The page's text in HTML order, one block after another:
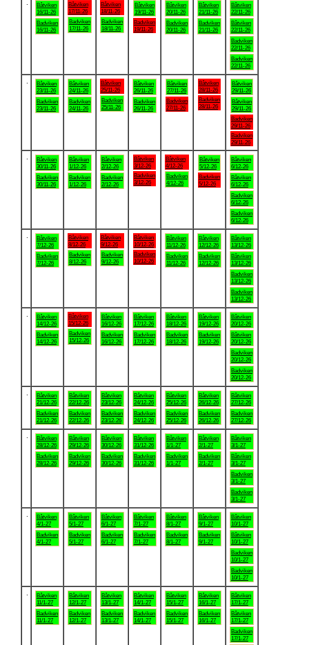
Båtviken
16/11-26
Badviken
16/11-26
Båtviken
17/11-26
Badviken
17/11-26
Båtviken
18/11-26
Badviken
18/11-26
Båtviken
19/11-26
Badviken
19/11-26
Båtviken
20/11-26
Badviken
20/11-26
Båtviken
21/11-26
Badviken
21/11-26
Båtviken
22/11-26
Båtviken
22/11-26
Badviken
22/11-26
Badviken
22/11-26
Båtviken
23/11-26
Badviken
23/11-26
Båtviken
24/11-26
Badviken
24/11-26
Båtviken
25/11-26
Badviken
25/11-26
Båtviken
26/11-26
Badviken
26/11-26
Båtviken
27/11-26
Badviken
27/11-26
Båtviken
28/11-26
Badviken
28/11-26
Båtviken
29/11-26
Båtviken
29/11-26
Badviken
29/11-26
Badviken
29/11-26
Båtviken
30/11-26
Badviken
30/11-26
Båtviken
1/12-26
Badviken
1/12-26
Båtviken
2/12-26
Badviken
2/12-26
Båtviken
3/12-26
Badviken
3/12-26
Båtviken
4/12-26
Badviken
4/12-26
Båtviken
5/12-26
Badviken
5/12-26
Båtviken
6/12-26
Båtviken
6/12-26
Badviken
6/12-26
Badviken
6/12-26
Båtviken
7/12-26
Badviken
7/12-26
Båtviken
8/12-26
Badviken
8/12-26
Båtviken
9/12-26
Badviken
9/12-26
Båtviken
10/12-26
Badviken
10/12-26
Båtviken
11/12-26
Badviken
11/12-26
Båtviken
12/12-26
Badviken
12/12-26
Båtviken
13/12-26
Båtviken
13/12-26
Badviken
13/12-26
Badviken
13/12-26
Båtviken
14/12-26
Badviken
14/12-26
Båtviken
15/12-26
Badviken
15/12-26
Båtviken
16/12-26
Badviken
16/12-26
Båtviken
17/12-26
Badviken
17/12-26
Båtviken
18/12-26
Badviken
18/12-26
Båtviken
19/12-26
Badviken
19/12-26
Båtviken
20/12-26
Båtviken
20/12-26
Badviken
20/12-26
Badviken
20/12-26
Båtviken
21/12-26
Badviken
21/12-26
Båtviken
22/12-26
Badviken
22/12-26
Båtviken
23/12-26
Badviken
23/12-26
Båtviken
24/12-26
Badviken
24/12-26
Båtviken
25/12-26
Badviken
25/12-26
Båtviken
26/12-26
Badviken
26/12-26
Båtviken
27/12-26
Badviken
27/12-26
Båtviken
28/12-26
Badviken
28/12-26
Båtviken
29/12-26
Badviken
29/12-26
Båtviken
30/12-26
Badviken
30/12-26
Båtviken
31/12-26
Badviken
31/12-26
Båtviken
1/1-27
Badviken
1/1-27
Båtviken
2/1-27
Badviken
2/1-27
Båtviken
3/1-27
Båtviken
3/1-27
Badviken
3/1-27
Badviken
3/1-27
Båtviken
4/1-27
Badviken
4/1-27
Båtviken
5/1-27
Badviken
5/1-27
Båtviken
6/1-27
Badviken
6/1-27
Båtviken
7/1-27
Badviken
7/1-27
Båtviken
8/1-27
Badviken
8/1-27
Båtviken
9/1-27
Badviken
9/1-27
Båtviken
10/1-27
Båtviken
10/1-27
Badviken
10/1-27
Badviken
10/1-27
Båtviken
11/1-27
Badviken
11/1-27
Båtviken
12/1-27
Badviken
12/1-27
Båtviken
13/1-27
Badviken
13/1-27
Båtviken
14/1-27
Badviken
14/1-27
Båtviken
15/1-27
Badviken
15/1-27
Båtviken
16/1-27
Badviken
16/1-27
Båtviken
17/1-27
Båtviken
17/1-27
Badviken
17/1-27